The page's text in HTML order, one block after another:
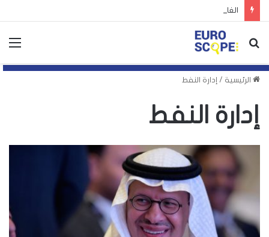
الغارديان: توظيف اليمين الأوروبي لأزمة سبتة يهدد بتكرارها
بحث
الرئيسية / إدارة النفط
إدارة النفط